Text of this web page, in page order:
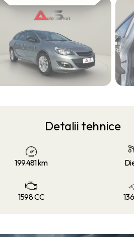
Detalii tehnice
199.481km
1598 CC